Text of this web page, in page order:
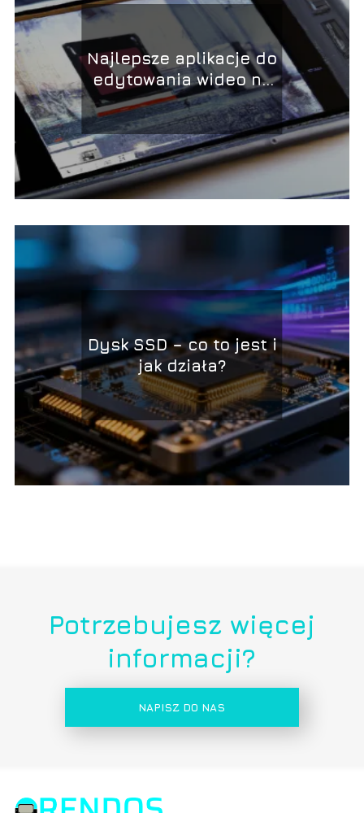
Najlepsze aplikacje do
edytowania wideo na
smartfonie –
kompletny przewodnik
Dysk SSD – co to jest i
jak działa?
Potrzebujesz więcej
informacji?
NAPISZ DO NAS